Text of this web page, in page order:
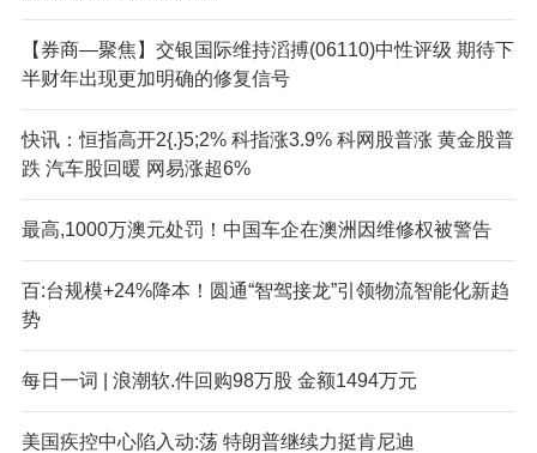
【券商—聚焦】交银国际维持滔搏(06110)中性评级 期待下
半财年出现更加明确的修复信号
快讯：恒指高开2{.}5;2% 科指涨3.9% 科网股普涨 黄金股普
跌 汽车股回暖 网易涨超6%
最高,1000万澳元处罚！中国车企在澳洲因维修权被警告
百:台规模+24%降本！圆通“智驾接龙”引领物流智能化新趋
势
每日一词 | 浪潮软.件回购98万股 金额1494万元
美国疾控中心陷入动:荡 特朗普继续力挺肯尼迪